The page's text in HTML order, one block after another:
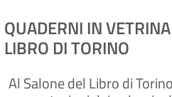
QUADERNI IN
LIBRO DI TORINO
Al Salone del Libro di